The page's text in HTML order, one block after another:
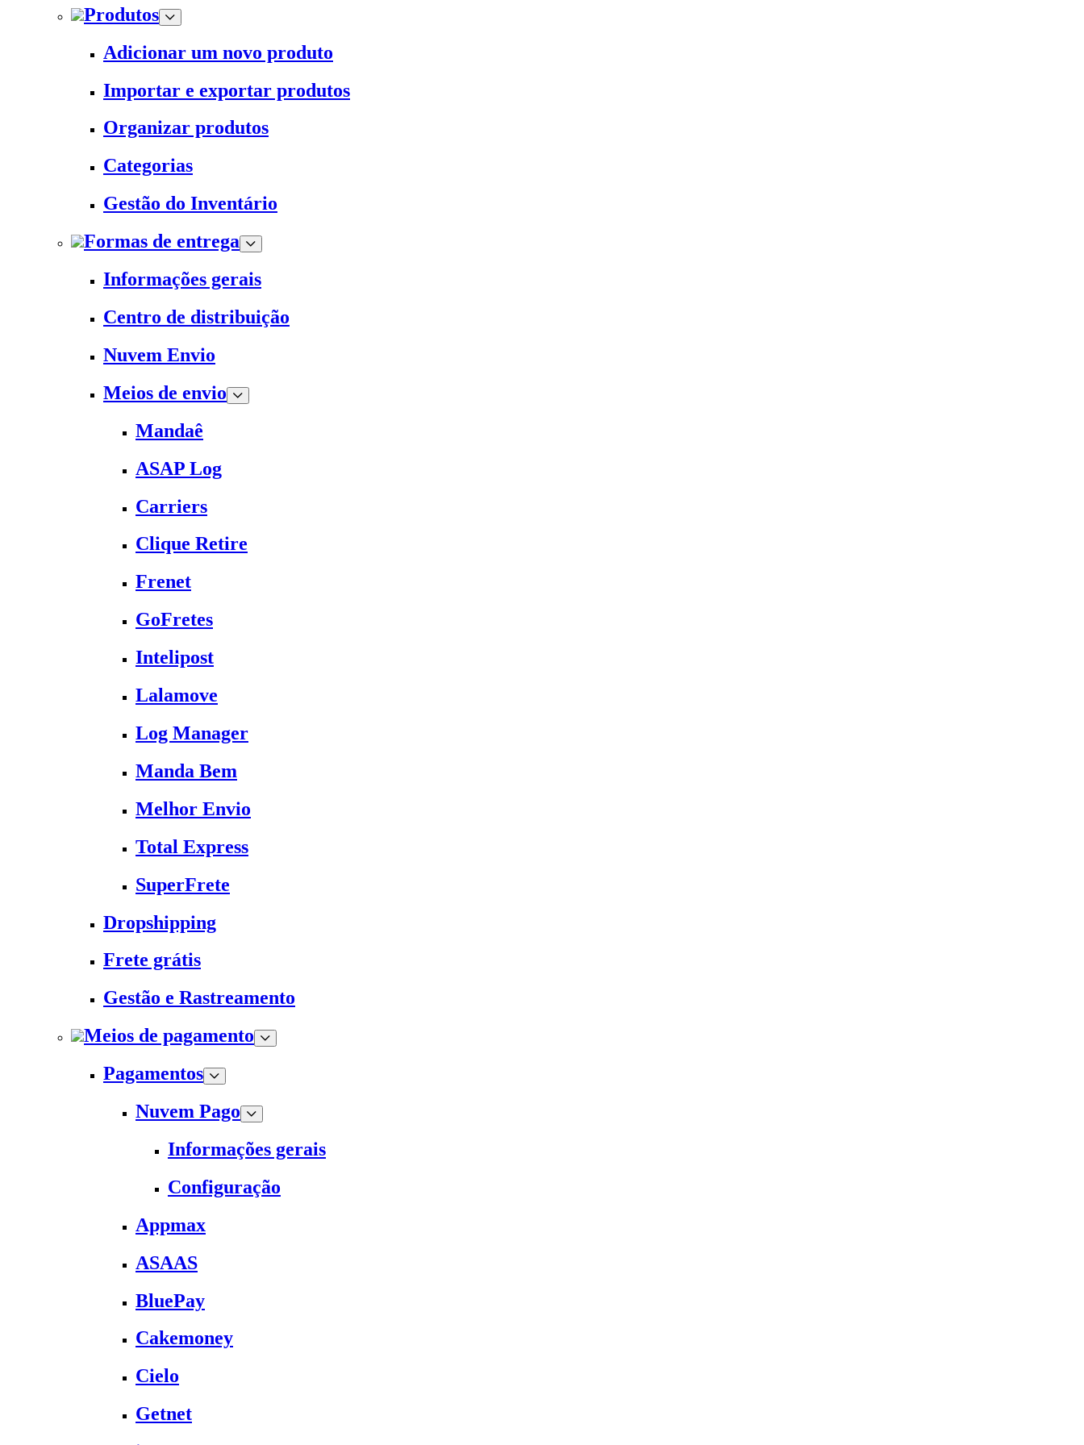
Produtos
Adicionar um novo produto
Importar e exportar produtos
Organizar produtos
Categorias
Gestão do Inventário
Formas de entrega
Informações gerais
Centro de distribuição
Nuvem Envio
Meios de envio
Mandaê
ASAP Log
Carriers
Clique Retire
Frenet
GoFretes
Intelipost
Lalamove
Log Manager
Manda Bem
Melhor Envio
Total Express
SuperFrete
Dropshipping
Frete grátis
Gestão e Rastreamento
Meios de pagamento
Pagamentos
Nuvem Pago
Informações gerais
Configuração
Appmax
ASAAS
BluePay
Cakemoney
Cielo
Getnet